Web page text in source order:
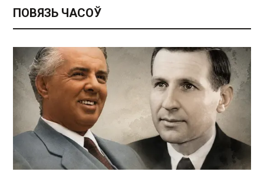
ПОВЯЗЬ ЧАСОЎ